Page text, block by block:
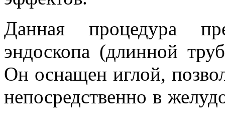
Данная процедура
эндоскопа (длинной
Он оснащен иглой,
непосредственно в